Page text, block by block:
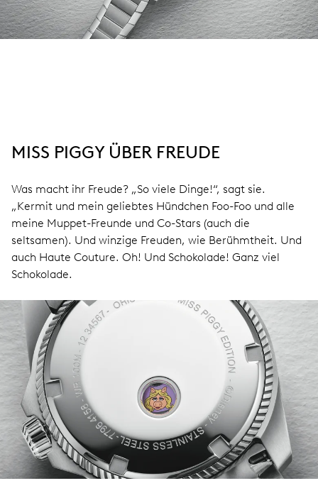
MISS PIGGY ÜBER FREUDE
Was macht ihr Freude? „So viele Dinge!“, sagt sie.
„Kermit und mein geliebtes Hündchen Foo-Foo und alle
meine Muppet-Freunde und Co-Stars (auch die
seltsamen). Und winzige Freuden, wie Berühmtheit. Und
auch Haute Couture. Oh! Und Schokolade! Ganz viel
Schokolade.